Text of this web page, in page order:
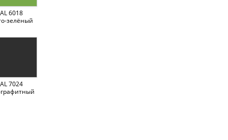
6018
зелёный
7024